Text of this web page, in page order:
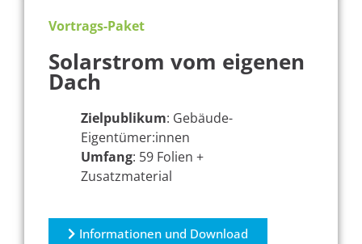
Vortrags-Paket
Solarstrom vom eigenen
Dach
Zielpublikum: Gebäude-
Eigentümer:innen
Umfang: 59 Folien +
Zusatzmaterial
Informationen und Download